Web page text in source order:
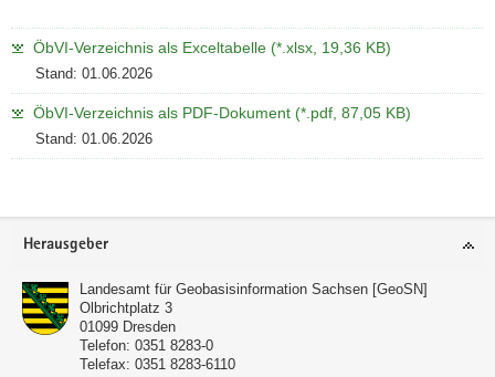
t
i
n
ÖbVI-Verzeichnis als Exceltabelle (*.xlsx, 19,36 KB)
Stand: 01.06.2026
ÖbVI-Verzeichnis als PDF-Dokument (*.pdf, 87,05 KB)
Stand: 01.06.2026
Footer-
Herausgeber
Landesamt für Geobasisinformation Sachsen [GeoSN]
Olbrichtplatz 3
01099 Dresden
Telefon: 0351 8283-0
Telefax: 0351 8283-6110